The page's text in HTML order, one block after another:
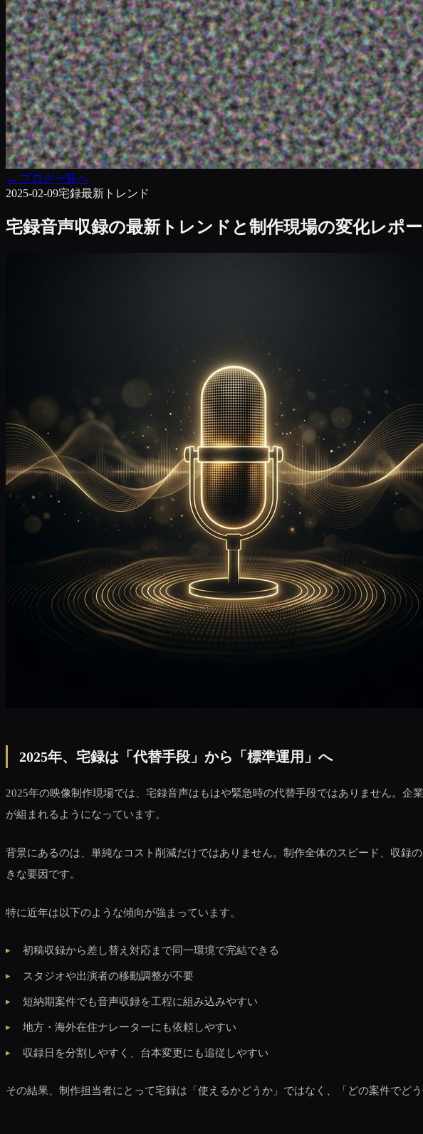
← ブログ一覧へ
2025-02-09宅録最新トレンド
宅録音声収録の最新トレンドと制作現場の変化レポー
2025年、宅録は「代替手段」から「標準運用」へ
2025年の映像制作現場では、宅録音声はもはや緊急時の代替手段ではありません。企
が組まれるようになっています。
背景にあるのは、単純なコスト削減だけではありません。制作全体のスピード、収
きな要因です。
特に近年は以下のような傾向が強まっています。
初稿収録から差し替え対応まで同一環境で完結できる
スタジオや出演者の移動調整が不要
短納期案件でも音声収録を工程に組み込みやすい
地方・海外在住ナレーターにも依頼しやすい
収録日を分割しやすく、台本変更にも追従しやすい
その結果、制作担当者にとって宅録は「使えるかどうか」ではなく、「どの案件でど